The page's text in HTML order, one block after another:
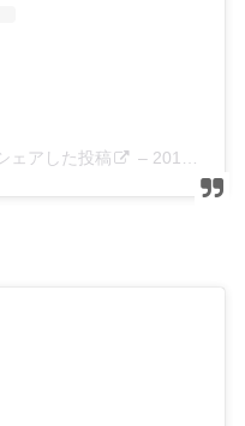
ェアした投稿 – 2019年 7月月10日午前4時09分PDT